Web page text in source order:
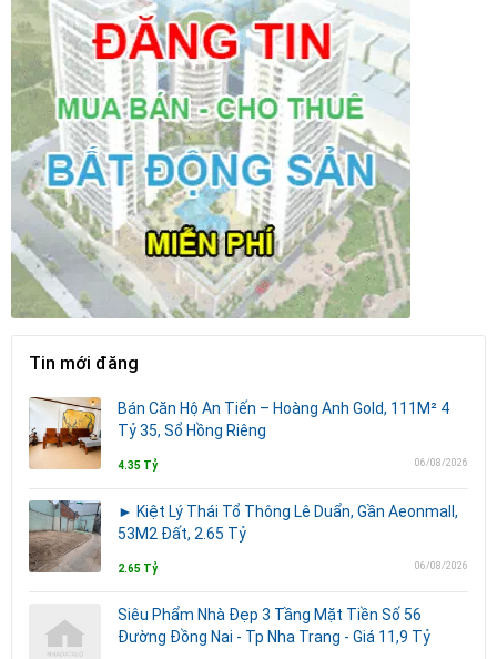
Tin mới đăng
Bán Căn Hộ An Tiến – Hoàng Anh Gold, 111M² 4
Tỷ 35, Sổ Hồng Riêng
4.35 Tỷ 06/08/2026
► Kiệt Lý Thái Tổ Thông Lê Duẩn, Gần Aeonmall,
53M2 Đất, 2.65 Tỷ
2.65 Tỷ 06/08/2026
Siêu Phẩm Nhà Đẹp 3 Tầng Mặt Tiền Số 56
Đường Đồng Nai - Tp Nha Trang - Giá 11,9 Tỷ